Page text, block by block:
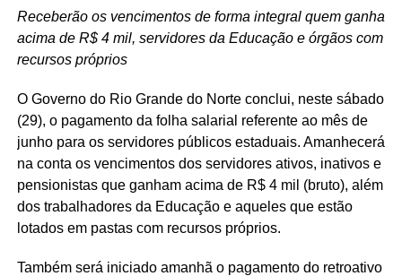
Receberão os vencimentos de forma integral quem ganha
acima de R$ 4 mil, servidores da Educação e órgãos com
recursos próprios
O Governo do Rio Grande do Norte conclui, neste sábado
(29), o pagamento da folha salarial referente ao mês de
junho para os servidores públicos estaduais. Amanhecerá
na conta os vencimentos dos servidores ativos, inativos e
pensionistas que ganham acima de R$ 4 mil (bruto), além
dos trabalhadores da Educação e aqueles que estão
lotados em pastas com recursos próprios.
Também será iniciado amanhã o pagamento do retroativo